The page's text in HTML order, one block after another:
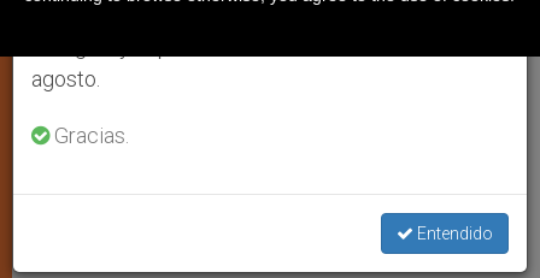
Pastoral De Peregrinaciones, Buenos Aires, Argentina. Foto Archivo,
Alusiva. Enrique Soros
agosto.
Gracias.
Entendido